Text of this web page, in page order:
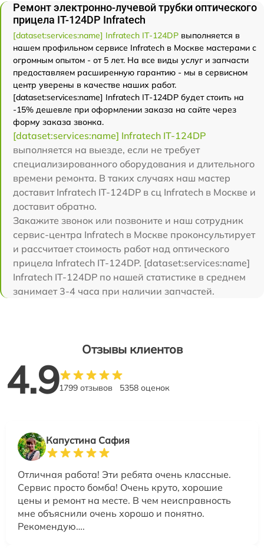
Ремонт электронно-лучевой трубки оптического
прицела IT-124DP Infratech
[dataset:services:name] Infratech IT-124DP выполняется в
нашем профильном сервисе Infratech в Москве мастерами с
огромным опытом - от 5 лет. На все виды услуг и запчасти
предоставляем расширенную гарантию - мы в сервисном
центр уверены в качестве наших работ.
[dataset:services:name] Infratech IT-124DP будет стоить на
-15% дешевле при оформлении заказа на сайте через
форму заказа звонка.
[dataset:services:name] Infratech IT-124DP
выполняется на выезде, если не требует
специализированного оборудования и длительного
времени ремонта. В таких случаях наш мастер
доставит Infratech IT-124DP в сц Infratech в Москве и
доставит обратно.
Закажите звонок или позвоните и наш сотрудник
сервис-центра Infratech в Москве проконсультирует
и рассчитает стоимость работ над оптического
прицела Infratech IT-124DP. [dataset:services:name]
Infratech IT-124DP по нашей статистике в среднем
занимает 3-4 часа при наличии запчастей.
Отзывы клиентов
4.91799 отзывов 5358 оценок
Капустина Сафия
Отличная работа! Эти ребята очень классные.
Сервис просто бомба! Очень круто, хорошие
цены и ремонт на месте. В чем неисправность
мне объяснили очень хорошо и понятно.
Рекомендую….